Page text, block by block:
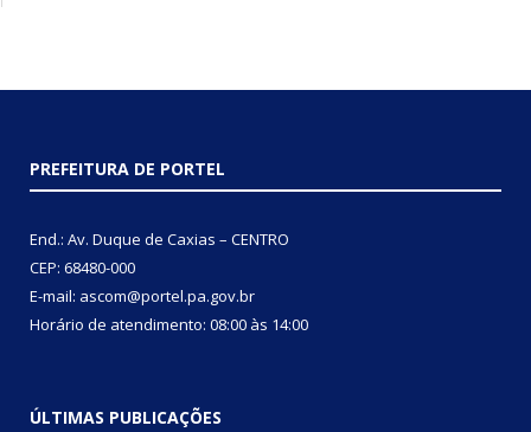
PREFEITURA DE PORTEL
End.: Av. Duque de Caxias – CENTRO
CEP: 68480-000
E-mail: ascom@portel.pa.gov.br
Horário de atendimento: 08:00 às 14:00
ÚLTIMAS PUBLICAÇÕES